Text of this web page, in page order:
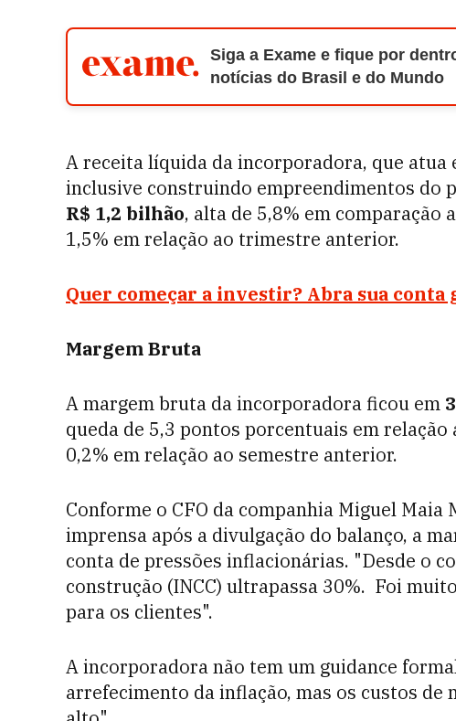
Siga a Exame e fique por
notícias do Brasil e do Mundo
A receita líquida da incorporadora, que atua
inclusive construindo empreendimentos do
R$ 1,2 bilhão, alta de 5,8% em comparação
1,5% em relação ao trimestre anterior.
Quer começar a investir? Abra sua
Margem Bruta
A margem bruta da incorporadora ficou em
queda de 5,3 pontos porcentuais em
0,2% em relação ao semestre anterior.
Conforme o CFO da companhia Miguel
imprensa após a divulgação do balanço, a
conta de pressões inflacionárias. "Desde o
construção (INCC) ultrapassa 30%. Foi
para os clientes".
A incorporadora não tem um guidance
arrefecimento da inflação, mas os custos